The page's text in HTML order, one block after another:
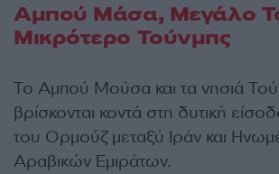
Αμπού Μάσα, Μεγάλο
Μικρότερο Τούνμπς
Το Αμπού Μούσα και τα νησιά
βρίσκονται κοντά στη δυτική
του Ορμούζ μεταξύ Ιράν και
Αραβικών Εμιράτων.